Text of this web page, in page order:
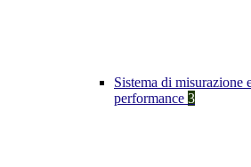
Sistema di misurazione
performance 3